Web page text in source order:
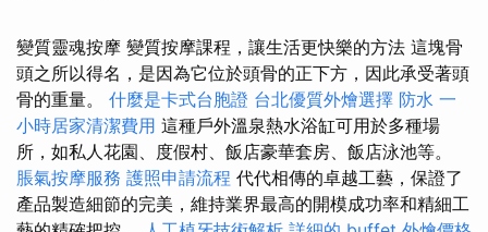
變質靈魂按摩 變質按摩課程，讓生活更快樂的方法 這塊骨
頭之所以得名，是因為它位於頭骨的正下方，因此承受著頭
骨的重量。 什麼是卡式台胞證 台北優質外燴選擇 防水 一
小時居家清潔費用 這種戶外溫泉熱水浴缸可用於多種場
所，如私人花園、度假村、飯店豪華套房、飯店泳池等。
脹氣按摩服務 護照申請流程 代代相傳的卓越工藝，保證了
產品製造細節的完美，維持業界最高的開模成功率和精細工